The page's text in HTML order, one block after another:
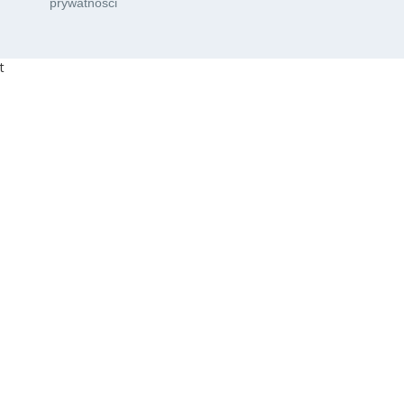
prywatności
t